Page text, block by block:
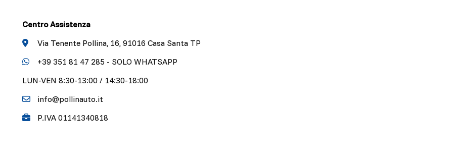
Centro Assistenza
Via Tenente Pollina, 16, 91016 Casa Santa TP
+39 351 81 47 285 - SOLO WHATSAPP
LUN-VEN 8:30-13:00 / 14:30-18:00
info@pollinauto.it
P.IVA 01141340818